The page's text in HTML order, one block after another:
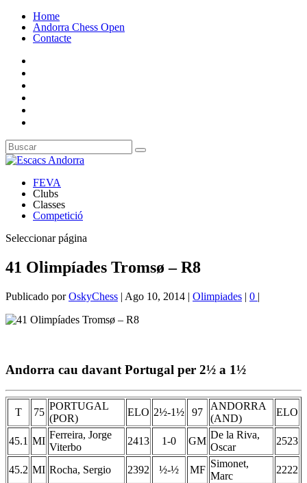
Home
Andorra Chess Open
Contacte
FEVA
Clubs
Classes
Competició
Seleccionar página
41 Olimpíades Tromsø – R8
Publicado porOskyChess | Ago 10, 2014 | Olimpiades | 0 |
Andorra cau davant Portugal per 2½ a 1½
T 75
PORTUGAL
(POR)
ELO 2½-1½ 97
ANDORRA
(AND)
ELO
45.1 MI
Ferreira, Jorge
Viterbo
2413 1-0 GM
De la Riva,
Oscar
2523
45.2 MI Rocha, Sergio 2392 ½-½ MF
Simonet,
Marc
2222